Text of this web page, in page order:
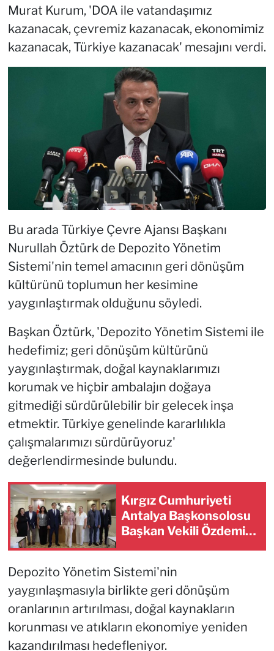
Murat Kurum, 'DOA ile vatandaşımız
kazanacak, çevremiz kazanacak, ekonomimiz
kazanacak, Türkiye kazanacak' mesajını verdi.
Bu arada Türkiye Çevre Ajansı Başkanı
Nurullah Öztürk de Depozito Yönetim
Sistemi'nin temel amacının geri dönüşüm
kültürünü toplumun her kesimine
yaygınlaştırmak olduğunu söyledi.
Başkan Öztürk, 'Depozito Yönetim Sistemi ile
hedefimiz; geri dönüşüm kültürünü
yaygınlaştırmak, doğal kaynaklarımızı
korumak ve hiçbir ambalajın doğaya
gitmediği sürdürülebilir bir gelecek inşa
etmektir. Türkiye genelinde kararlılıkla
çalışmalarımızı sürdürüyoruz'
değerlendirmesinde bulundu.
Kırgız Cumhuriyeti
Antalya Başkonsolosu
Başkan Vekili Özdemir'i
Depozito Yönetim Sistemi'nin
yaygınlaşmasıyla birlikte geri dönüşüm
oranlarının artırılması, doğal kaynakların
korunması ve atıkların ekonomiye yeniden
kazandırılması hedefleniyor.